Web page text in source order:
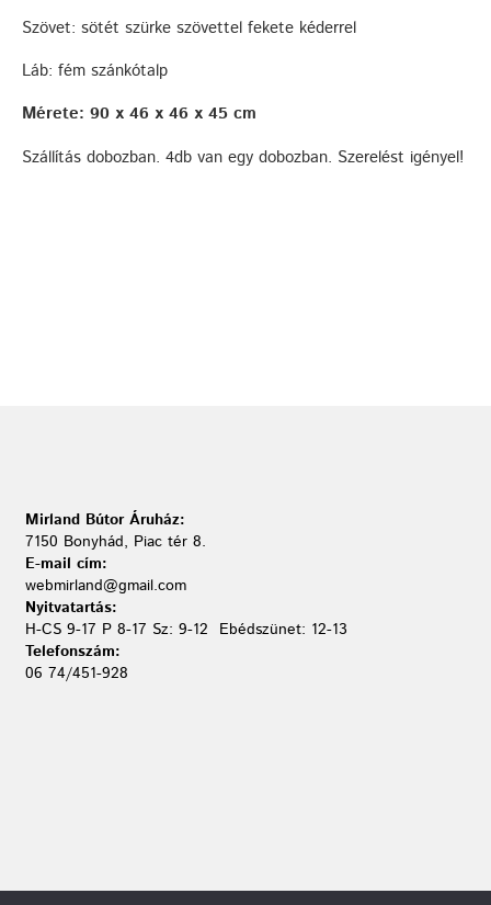
Szövet: sötét szürke szövettel fekete kéderrel
Láb: fém szánkótalp
Mérete: 90 x 46 x 46 x 45 cm
Szállítás dobozban. 4db van egy dobozban. Szerelést igényel!
Mirland Bútor Áruház:
7150 Bonyhád, Piac tér 8.
E-mail cím:
webmirland@gmail.com
Nyitvatartás:
H-CS 9-17 P 8-17 Sz: 9-12 Ebédszünet: 12-13
Telefonszám:
06 74/451-928